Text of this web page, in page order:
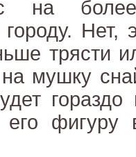
на более-
Нет,
трясти
на мушку
фигуру